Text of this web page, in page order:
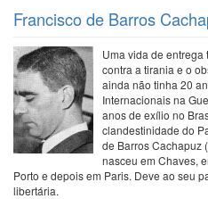
Francisco de Barros
Uma vida de
contra a tirania e o
ainda não tinha 20
Internacionais na
anos de exílio no
clandestinidade do
de Barros Cachapuz
nasceu em Chaves,
Porto e depois em Paris. Deve ao seu
libertária.